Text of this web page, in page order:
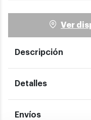
Ver
Descripción
Detalles
Envíos